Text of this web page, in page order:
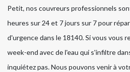
Petit, nos couvreurs professionnels
heures sur 24 et 7 jours sur 7 pour
d'urgence dans le 18140. Si vous vous
week-end avec de l'eau qui s'infiltre
inquiétez pas. Nous pouvons venir à